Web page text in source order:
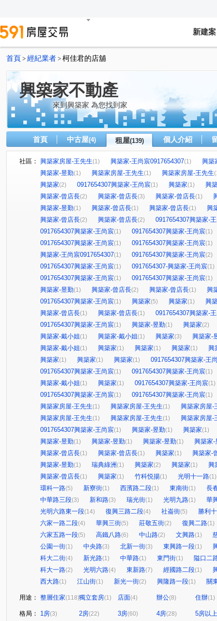
新建案
首頁 > 經紀業者 > 柯佳君的店舖
興築家不動產
來到興築家 為您找到家
首頁 中古屋(4) 租屋(139) 個人介紹
社區： 興築家房屋-王先生(1) 興築家-王尚宸0917654307(1)
興築
興築家-昱勤(1) 興築家房屋-王先生(1) 興築家房屋-王先生
興築家(2) 0917654307興築家-王尚宸(1) 興築家(1)
興
興築家-曾店長(2) 興築家-曾店長(3) 興築家-曾店長(1)
興築家-昱勤(1) 興築家-曾店長(1) 興築家-曾店長(1)
興
興築家-曾店長(2) 興築家-曾店長(2)
0917654307興築家-
0917654307興築家-王尚宸(1) 0917654307興築家-王尚宸(1)
0917654307興築家-王尚宸(1) 0917654307興築家-王尚宸(1)
興築家-王尚宸0917654307(1) 0917654307興築家-王尚宸(2)
0917654307興築家-王尚宸(1) 0917654307-興築家-王尚宸(1)
0917654307興築家-王尚宸(1) 0917654307興築家-王尚宸(1)
興築家-昱勤(1) 興築家-曾店長(2) 興築家-曾店長(1)
興
0917654307興築家-王尚宸(1) 興築家(5) 興築家(1)
興
興築家-曾店長(1) 興築家-曾店長(1)
0917654307興築家-
0917654307興築家-王尚宸(1) 興築家-昱勤(1) 興築家(2)
興築家-戴小姐(1) 興築家-戴小姐(1) 興築家(3)
興築家-
興築家-戴小姐(1) 興築家(1) 興築家(1) 興築家(1)
興
興築家(1) 興築家(1) 興築家(1)
0917654307興築家-王
0917654307興築家-王尚宸(1) 0917654307興築家-王尚宸(1)
興築家-戴小姐(1) 興築家(1) 0917654307興築家-王尚宸(1)
0917654307興築家-王尚宸(1) 0917654307興築家-王尚宸(1)
興築家房屋-王先生(1) 興築家房屋-王先生(1)
興築家房屋-
興築家房屋-王先生(1) 興築家房屋-王先生(1)
興築家房屋-
0917654307興築家-王尚宸(1) 興築家-昱勤(1) 興築家(1)
興築家-昱勤(1) 興築家-昱勤(1) 興築家-昱勤(1)
興築家-
興築家-曾店長(1) 興築家-曾店長(1) 興築家(1)
興築家-
興築家-昱勤(1) 瑞典綠洲 (1) 興築家(2) 興築家(1)
興
興築家-曾店長(1) 興築家(1) 竹科悦揚(1) 光明十一路(1)
環科一路(5) 新寮街(1) 西濱路二段(1) 東南街(1)
長
中華路三段(3) 新和路(3) 瑞光街(1) 光明九路(1)
華
光明六路東一段(14) 復興三路二段(4) 社崙街(5)
勝利
六家一路二段(4) 華興三街(5) 莊敬五街(2) 復興二路(1)
六家五路一段(5) 高鐵八路(6) 中山路(2) 文興路(1)
公園一街(1) 中央路(3) 北新一街(3) 東興路一段(1)
科大二街(4) 新光路(1) 中華路(1) 東門街(1)
隘口二
科大一路(2) 光明六路(4) 東新路(7) 經國路二段(1)
西大路(1) 江山街(1) 新光一街(2) 興隆路一段(1) 關
用途： 整層住家(118)獨立套房(1) 店面(4) 辦公(8) 住辦(1)
格局： 1房(3) 2房(22) 3房(60) 4房(28) 5房以上